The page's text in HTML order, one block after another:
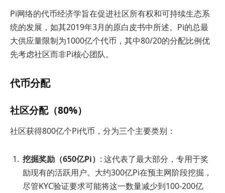
Pi网络的代币经济学旨在促进社区所有权和可持续生态系
统的发展，如其2019年3月的原白皮书中所述。Pi的总最
大供应量限制为1000亿个代币，其中80/20的分配比例优
先考虑社区而非Pi核心团队。
代币分配
社区分配（80%）
社区获得800亿个Pi代币，分为三个主要类别：
挖掘奖励（650亿Pi） : 这代表了最大部分，专用于奖
励现有的活跃用户。大约300亿Pi在预主网阶段挖掘，
尽管KYC验证要求可能将这一数量减少到100-200亿